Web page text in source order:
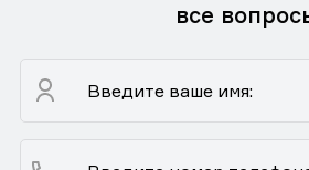
все